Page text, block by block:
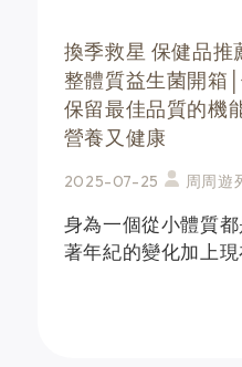
換季救星 保健品推
整體質益生菌開箱
保留最佳品質的機
營養又健康
2025-07-25 周周遊
身為一個從小體質
著年紀的變化加上
知不覺中，我的體
紙常常不離手尤其